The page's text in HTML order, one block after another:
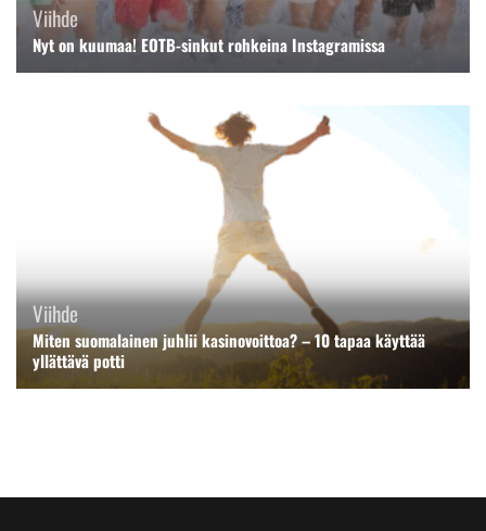
Viihde
Nyt on kuumaa! EOTB-sinkut rohkeina Instagramissa
Viihde
Miten suomalainen juhlii kasinovoittoa? – 10 tapaa käyttää
yllättävä potti